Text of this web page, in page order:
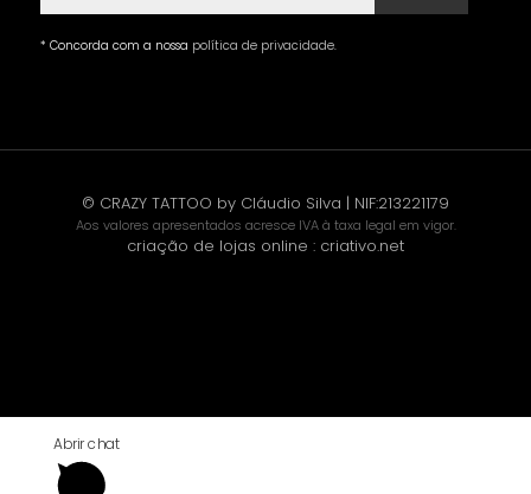
* Concorda com a nossa política de privacidade.
© CRAZY TATTOO by Cláudio Silva | NIF:213221179
Aos valores apresentados acresce IVA à taxa legal em vigor.
criação de lojas online : criativo.net
Abrir chat